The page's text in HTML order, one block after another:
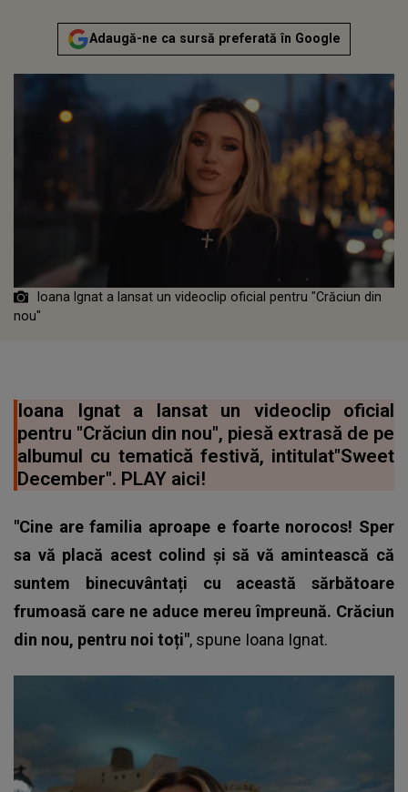
Adaugă-ne ca sursă preferată în Google
Ioana Ignat a lansat un videoclip oficial pentru "Crăciun din
nou"
Ioana Ignat a lansat un videoclip oficial
pentru "Crăciun din nou", piesă extrasă de pe
albumul cu tematică festivă, intitulat"Sweet
December". PLAY aici!
"Cine are familia aproape e foarte norocos! Sper
sa vă placă acest colind și să vă amintească că
suntem binecuvântați cu această sărbătoare
frumoasă care ne aduce mereu împreună. Crăciun
din nou, pentru noi toți", spune Ioana Ignat.